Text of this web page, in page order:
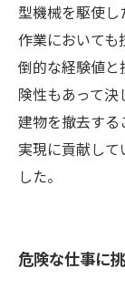
型機械を駆使
作業において
倒的な経験値
険性もあって決
建物を撤去する
実現に貢献し
した。
危険な仕事に